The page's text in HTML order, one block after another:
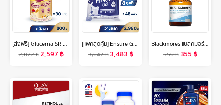
[ส่งฟรี] Glucerna SR กลูเซอนา เอสอาร์ กลิ่นวานิลลา 800g 2 กระป๋อง Glucerna SR Vanilla 800g x2 สำหรับผู้ป่วยเบาหวาน
2,822฿2,597฿
[แพคสุดคุ้ม] Ensure Gold เอนชัวร์ โกลด์ กลิ่นวานิลลา แบบถุงเติม 2,960g Ensure Gold Vanilla Sachet 2,960g
3,647฿ 3,483 ฿
Blackmores แบลคมอร์ส แอสตาแซนธิน 6 มก. พลัส 30 แคปซูล
550฿ 355 ฿